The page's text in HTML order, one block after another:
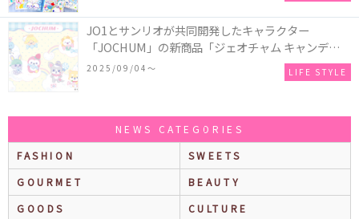
JO1とサンリオが共同開発したキャラクター
「JOCHUM」の新商品「ジェオチャム キャンディデ
ザインシリーズ」が発売！一部店舗限定で特別装飾
2025/09/04〜 LIFE STYLE
NEWS CATEGORIES
FASHION
SWEETS
GOURMET
BEAUTY
GOODS
CULTURE